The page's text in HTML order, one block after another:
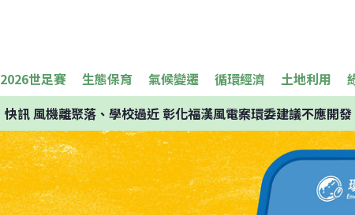
2026世足賽 生態保育 氣候變遷 循環經濟 土地利用
快訊風機離聚落、學校過近 彰化福漢風電案環委建議不應開發